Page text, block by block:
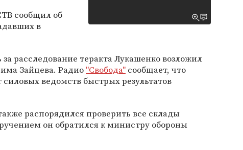
сообщил об
в
расследование теракта Лукашенко возложил
Зайцева. Радио "Свобода" сообщает, что
ведомств быстрых результатов
распорядился проверить все склады
он обратился к министру обороны